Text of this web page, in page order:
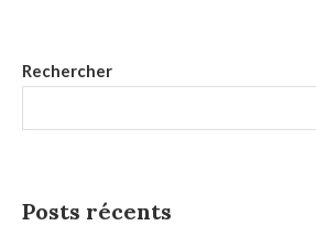
Rechercher
Posts récents